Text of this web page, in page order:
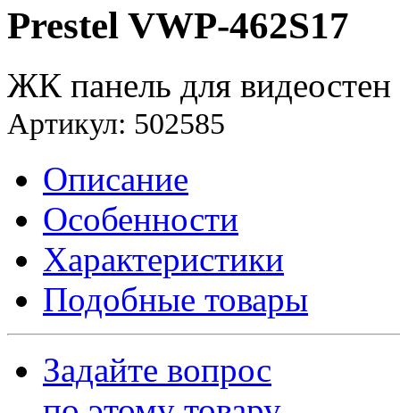
Prestel VWP-462S17
ЖК панель для видеостен
Артикул: 502585
Описание
Особенности
Характеристики
Подобные товары
Задайте вопрос